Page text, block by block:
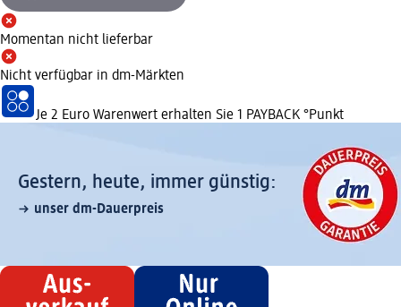
Momentan nicht lieferbar
Nicht verfügbar in dm-Märkten
Je 2 Euro Warenwert erhalten Sie 1 PAYBACK °Punkt
Gestern, heute, immer günstig:
unser dm-Dauerpreis